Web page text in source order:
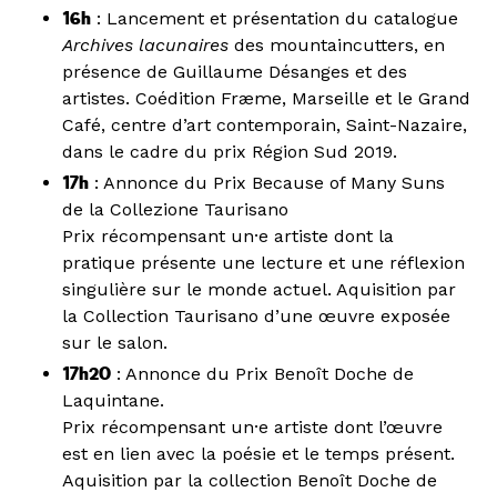
16h : Lancement et présentation du catalogue
Archives lacunaires des mountaincutters, en
présence de Guillaume Désanges et des
artistes. Coédition Fræme, Marseille et le Grand
Café, centre d’art contemporain, Saint-Nazaire,
dans le cadre du prix Région Sud 2019.
17h : Annonce du Prix Because of Many Suns
de la Collezione Taurisano
Prix récompensant un·e artiste dont la
pratique présente une lecture et une réflexion
singulière sur le monde actuel. Aquisition par
la Collection Taurisano d’une œuvre exposée
sur le salon.
17h20 : Annonce du Prix Benoît Doche de
Laquintane.
Prix récompensant un·e artiste dont l’œuvre
est en lien avec la poésie et le temps présent.
Aquisition par la collection Benoît Doche de